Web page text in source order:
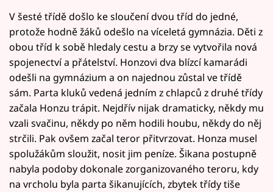
V šesté třídě došlo ke sloučení dvou tříd do jedné,
protože hodně žáků odešlo na víceletá gymnázia. Děti z
obou tříd k sobě hledaly cestu a brzy se vytvořila nová
spojenectví a přátelství. Honzovi dva blízcí kamarádi
odešli na gymnázium a on najednou zůstal ve třídě
sám. Parta kluků vedená jedním z chlapců z druhé třídy
začala Honzu trápit. Nejdřív nijak dramaticky, někdy mu
vzali svačinu, někdy po něm hodili houbu, někdy do něj
strčili. Pak ovšem začal teror přitvrzovat. Honza musel
spolužákům sloužit, nosit jim peníze. Šikana postupně
nabyla podoby dokonale zorganizovaného teroru, kdy
na vrcholu byla parta šikanujících, zbytek třídy tiše